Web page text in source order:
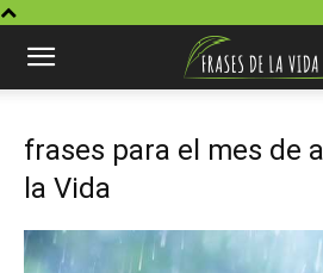
frases para el mes de
la Vida